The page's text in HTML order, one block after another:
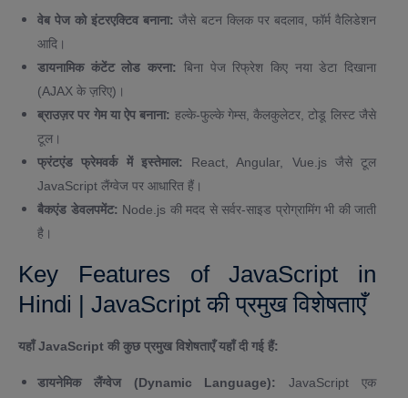
वेब पेज को इंटरएक्टिव बनाना: जैसे बटन क्लिक पर बदलाव, फॉर्म वैलिडेशन
आदि।
डायनामिक कंटेंट लोड करना:
बिना पेज रिफ्रेश किए नया डेटा दिखाना
(AJAX के ज़रिए)।
ब्राउज़र पर गेम या ऐप बनाना: हल्के-फुल्के गेम्स, कैलकुलेटर, टोडू लिस्ट जैसे
टूल।
फ्रंटएंड फ्रेमवर्क में इस्तेमाल:
React, Angular, Vue.js जैसे टूल
JavaScript लैंग्वेज पर आधारित हैं।
बैकएंड डेवलपमेंट: Node.js की मदद से सर्वर-साइड प्रोग्रामिंग भी की जाती
है।
Key Features of JavaScript in
Hindi | JavaScript की प्रमुख विशेषताएँ
यहाँ JavaScript की कुछ प्रमुख विशेषताएँ यहाँ दी गई हैं:
डायनेमिक लैंग्वेज (Dynamic Language):
JavaScript एक